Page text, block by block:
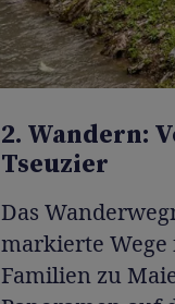
2. Wandern:
Tseuzier
Das
markierte
Familien zu